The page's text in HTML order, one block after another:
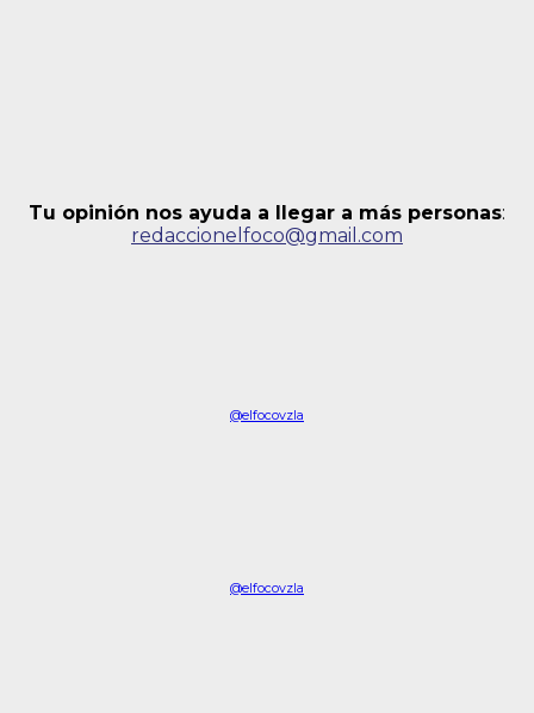
Tu opinión nos ayuda a llegar a más personas:
redaccionelfoco@gmail.com
@elfocovzla
@elfocovzla